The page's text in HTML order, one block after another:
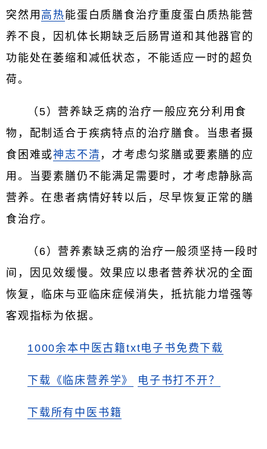
突然用 高热能蛋白质膳食治疗重度蛋白质热能营
养不良，因机体长期缺乏后肠胃道和其他器官的
功能处在萎缩和减低状态，不能适应一时的超负
荷。
（5）营养缺乏病的治疗一般应充分利用食
物，配制适合于疾病特点的治疗膳食。当患者摄
食困难或神志不清 ，才考虑匀浆膳或要素膳的应
用。当要素膳仍不能满足需要时，才考虑静脉高
营养。在患者病情好转以后，尽早恢复正常的膳
食治疗。
（6）营养素缺乏病的治疗一般须坚持一段时
间，因见效缓慢。效果应以患者营养状况的全面
恢复，临床与亚临床症候消失，抵抗能力增强等
客观指标为依据。
1000余本中医古籍txt电子书免费下载
下载《临床营养学》 电子书打不开？
下载所有中医书籍